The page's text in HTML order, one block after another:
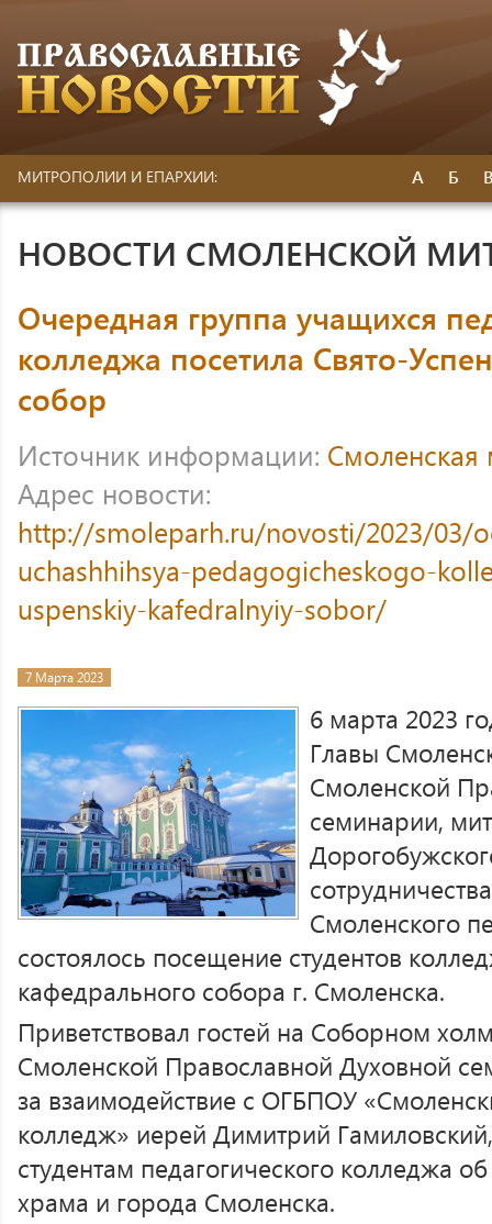
МИТРОПОЛИИ И ЕПАРХИИ: А Б
НОВОСТИ СМОЛЕНСКОЙ
Очередная группа учащихся
колледжа посетила Свято-
собор
Источник информации:
Адрес новости:
http://smoleparh.ru/novosti/2023/03/
uchashhihsya-pedagogicheskogo-
uspenskiy-kafedralnyiy-sobor/
7 Марта 2023
6 марта 2023
Главы
Смоленской
семинарии,
Смоленского
состоялось посещение студентов
кафедрального собора г. Смоленска.
Приветствовал гостей на Соборном
Смоленской Православной Духовной
за взаимодействие с ОГБПОУ
колледж» иерей Димитрий
студентам педагогического колледжа
храма и города Смоленска.